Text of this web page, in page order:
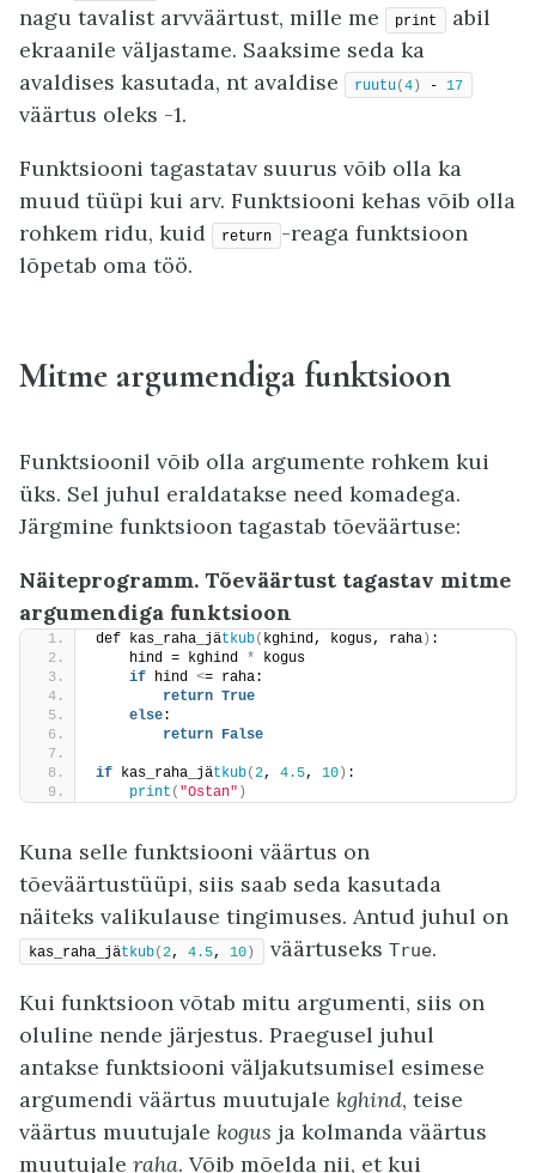
nagu tavalist arvväärtust, mille me
print
abil
ekraanile väljastame. Saaksime seda ka
avaldises kasutada, nt avaldise
ruutu(4) - 17
väärtus oleks -1.
Funktsiooni tagastatav suurus võib olla ka
muud tüüpi kui arv. Funktsiooni kehas võib olla
rohkem ridu, kuid
return
-reaga funktsioon
lõpetab oma töö.
Mitme argumendiga funktsioon
Funktsioonil võib olla argumente rohkem kui
üks. Sel juhul eraldatakse need komadega.
Järgmine funktsioon tagastab tõeväärtuse:
Näiteprogramm. Tõeväärtust tagastav mitme
argumendiga funktsioon
def kas_raha_jätkub( kghind, kogus, raha) :
    hind = kghind
* kogus
if hind <= raha:
return True
else:
return False
if kas_raha_jätkub(2, 4.5, 10) :
print ( "Ostan" )
Kuna selle funktsiooni väärtus on
tõeväärtustüüpi, siis saab seda kasutada
näiteks valikulause tingimuses. Antud juhul on
kas_raha_jätkub(2, 4.5, 10) väärtuseks True.
Kui funktsioon võtab mitu argumenti, siis on
oluline nende järjestus. Praegusel juhul
antakse funktsiooni väljakutsumisel esimese
argumendi väärtus muutujale kghind, teise
väärtus muutujale kogus ja kolmanda väärtus
muutujale raha. Võib mõelda nii, et kui